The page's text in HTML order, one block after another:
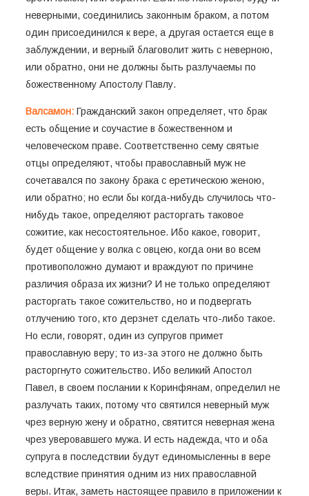
неверными, соединились законным браком, а потом
один присоединился к вере, а другая остается еще в
заблуждении, и верный благоволит жить с неверною,
или обратно, они не должны быть разлучаемы по
божественному Апостолу Павлу.
Валсамон:Гражданский закон определяет, что брак
есть общение и соучастие в божественном и
человеческом праве. Соответственно сему святые
отцы определяют, чтобы православный муж не
сочетавался по закону брака с еретическою женою,
или обратно; но если бы когда-нибудь случилось что-
нибудь такое, определяют расторгать таковое
сожитие, как несостоятельное. Ибо какое, говорит,
будет общение у волка с овцею, когда они во всем
противоположно думают и враждуют по причине
различия образа их жизни? И не только определяют
расторгать такое сожительство, но и подвергать
отлучению того, кто дерзнет сделать что-либо такое.
Но если, говорят, один из супругов примет
православную веру; то из-за этого не должно быть
расторгнуто сожительство. Ибо великий Апостол
Павел, в своем послании к Коринфянам, определил не
разлучать таких, потому что святился неверный муж
чрез верную жену и обратно, святится неверная жена
чрез уверовавшего мужа. И есть надежда, что и оба
супруга в последствии будут единомысленны в вере
вследствие принятия одним из них православной
веры. Итак, заметь настоящее правило в приложении к